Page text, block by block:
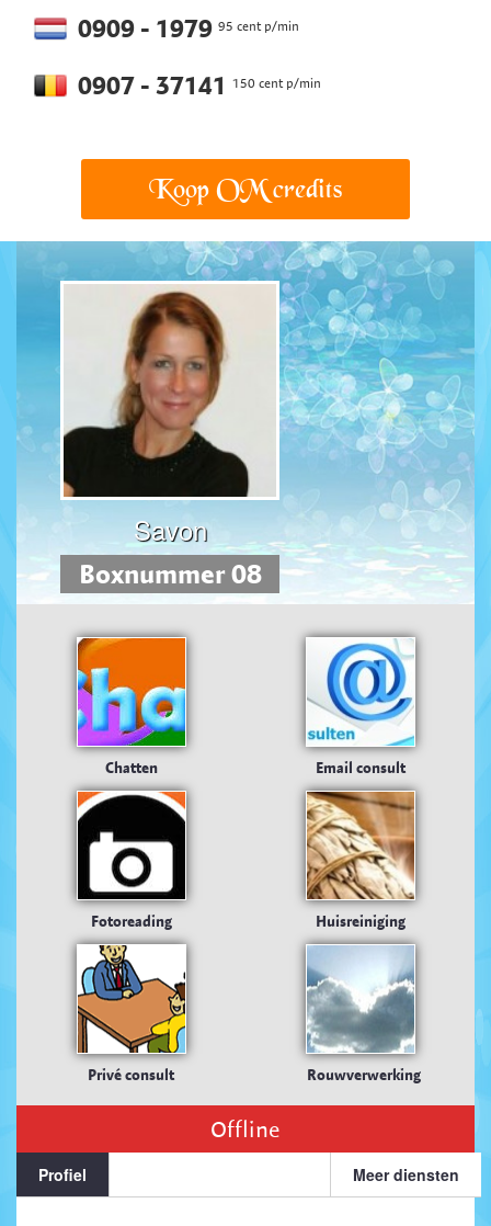
0909 - 1979 95 cent p/min
0907 - 37141 150 cent p/min
Koop OM credits
Savon
Boxnummer 08
Chatten Email consult
Fotoreading Huisreiniging
Privé consult Rouwverwerking
Offline
Profiel Meer diensten